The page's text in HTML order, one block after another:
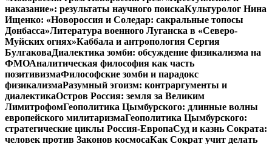
наказание»: результаты научного поискаКультуролог Нина
Ищенко: «Новороссия и Соледар: сакральные топосы
Донбасса»Литература военного Луганска в «Северо-
Муйских огнях»Каббала и антропология Сергия
БулгаковаДиалектика зомби: обсуждение физикализма на
ФМОАналитическая философия как часть
позитивизмаФилософские зомби и парадокс
физикализмаРазумный эгоизм: контраргументы и
диалектикаОстров Россия: земля за Великим
ЛимитрофомГеополитика Цымбурского: длинные волны
европейского милитаризмаГеополитика Цымбурского:
стратегические циклы Россия-ЕвропаСуд и казнь Сократа:
человек против Законов космосаКак Сократ учит делать